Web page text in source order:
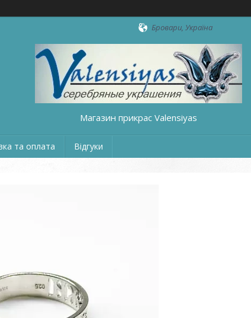
Бровари, Україна
Магазин прикрас Valensiyas
та оплата Відгуки